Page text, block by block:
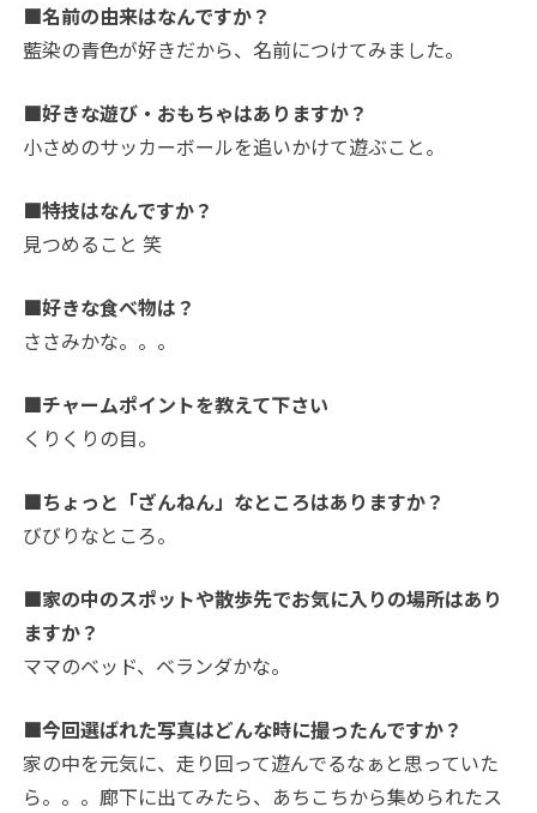
■名前の由来はなんですか？
藍染の青色が好きだから、名前につけてみました。
■好きな遊び・おもちゃはありますか？
小さめのサッカーボールを追いかけて遊ぶこと。
■特技はなんですか？
見つめること 笑
■好きな食べ物は？
ささみかな。。。
■チャームポイントを教えて下さい
くりくりの目。
■ちょっと「ざんねん」なところはありますか？
びびりなところ。
■家の中のスポットや散歩先でお気に入りの場所はあり
ますか？
ママのベッド、ベランダかな。
■今回選ばれた写真はどんな時に撮ったんですか？
家の中を元気に、走り回って遊んでるなぁと思っていた
ら。。。廊下に出てみたら、あちこちから集められたス